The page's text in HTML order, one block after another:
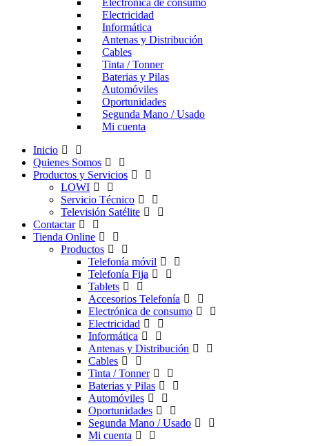
Electrónica de consumo
Electricidad
Informática
Antenas y Distribución
Cables
Tinta / Tonner
Baterias y Pilas
Automóviles
Oportunidades
Segunda Mano / Usado
Mi cuenta
Inicio
Quienes Somos
Productos y Servicios
LOWI
Servicio Técnico
Televisión Satélite
Contactar
Tienda Online
Productos
Telefonía móvil
Telefonía Fija
Tablets
Accesorios Telefonía
Electrónica de consumo
Electricidad
Informática
Antenas y Distribución
Cables
Tinta / Tonner
Baterias y Pilas
Automóviles
Oportunidades
Segunda Mano / Usado
Mi cuenta